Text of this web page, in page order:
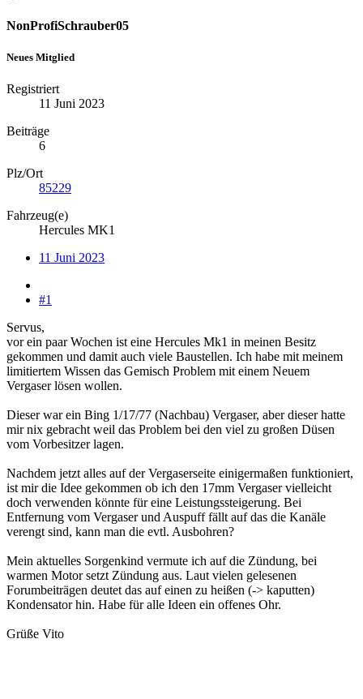
NonProfiSchrauber05
Neues Mitglied
Registriert
11 Juni 2023
Beiträge
6
Plz/Ort
85229
Fahrzeug(e)
Hercules MK1
11 Juni 2023
#1
Servus,
vor ein paar Wochen ist eine Hercules Mk1 in meinen Besitz
gekommen und damit auch viele Baustellen. Ich habe mit meinem
limitiertem Wissen das Gemisch Problem mit einem Neuem
Vergaser lösen wollen.
Dieser war ein Bing 1/17/77 (Nachbau) Vergaser, aber dieser hatte
mir nix gebracht weil das Problem bei den viel zu großen Düsen
vom Vorbesitzer lagen.
Nachdem jetzt alles auf der Vergaserseite einigermaßen funktioniert,
ist mir die Idee gekommen ob ich den 17mm Vergaser vielleicht
doch verwenden könnte für eine Leistungssteigerung. Bei
Entfernung vom Vergaser und Auspuff fällt auf das die Kanäle
verengt sind, kann man die evtl. Ausbohren?
Mein aktuelles Sorgenkind vermute ich auf die Zündung, bei
warmen Motor setzt Zündung aus. Laut vielen gelesenen
Forumbeiträgen deutet das auf einen zu heißen (-> kaputten)
Kondensator hin. Habe für alle Ideen ein offenes Ohr.
Grüße Vito